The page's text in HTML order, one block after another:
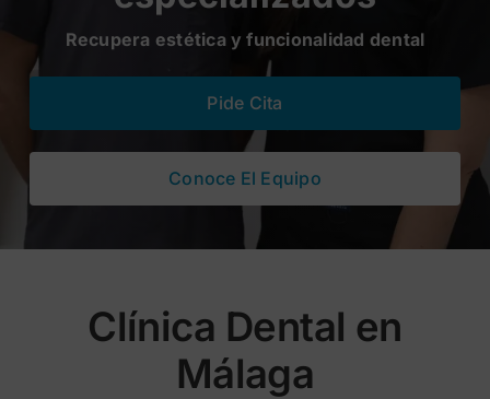
Recupera estética y funcionalidad dental
Pide Cita
Conoce El Equipo
Clínica Dental en
Málaga